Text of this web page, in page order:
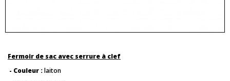
Fermoir de sac avec serrure à clef
- Couleur :laiton